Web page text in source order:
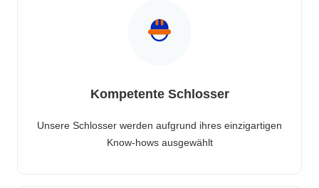
Kompetente Schlosser
Unsere Schlosser werden aufgrund ihres einzigartigen
Know-hows ausgewählt